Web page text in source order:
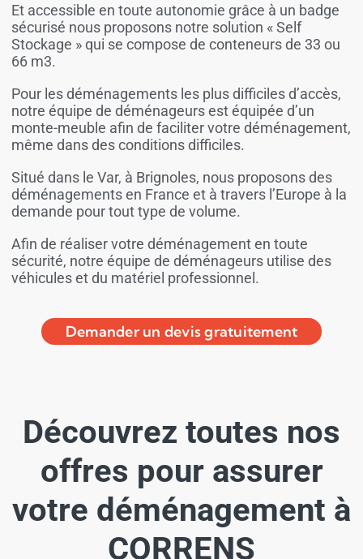
Et accessible en toute autonomie grâce à un badge
sécurisé nous proposons notre solution « Self
Stockage » qui se compose de conteneurs de 33 ou
66 m3.
Pour les déménagements les plus difficiles d’accès,
notre équipe de déménageurs est équipée d’un
monte-meuble afin de faciliter votre déménagement,
même dans des conditions difficiles.
Situé dans le Var, à Brignoles, nous proposons des
déménagements en France et à travers l’Europe à la
demande pour tout type de volume.
Afin de réaliser votre déménagement en toute
sécurité, notre équipe de déménageurs utilise des
véhicules et du matériel professionnel.
Demander un devis gratuitement
Découvrez toutes nos
offres pour assurer
votre déménagement à
CORRENS